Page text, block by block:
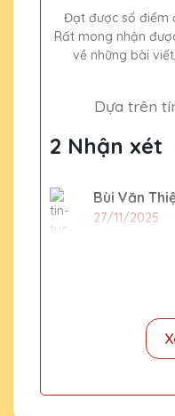
Đạt được số điểm
Rất mong nhận
về những bài
Dựa trên
2 Nhận xét
Bùi Văn
27/11/2025
Lê Thị Lan